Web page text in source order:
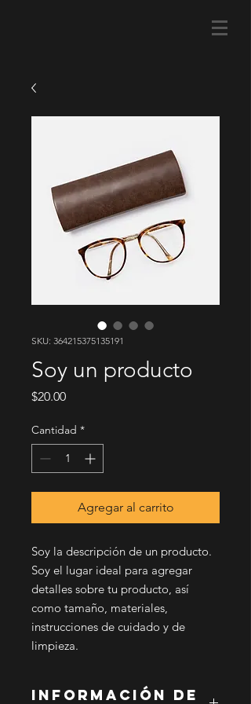
SKU: 364215375135191
Soy un producto
$20.00Precio
Cantidad *
Agregar al carrito
Soy la descripción de un producto.
Soy el lugar ideal para agregar
detalles sobre tu producto, así
como tamaño, materiales,
instrucciones de cuidado y de
limpieza.
INFORMACIÓN DE